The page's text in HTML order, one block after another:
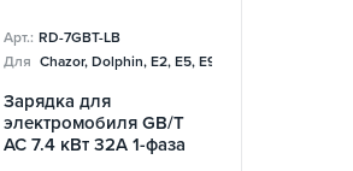
Арт.: RD-7GBT-LB
Для Chazor, Dolphin, E2, E5, E9, Mercedes
Зарядка для
электромобиля GB/T
AC 7.4 кВт 32А 1-фаза